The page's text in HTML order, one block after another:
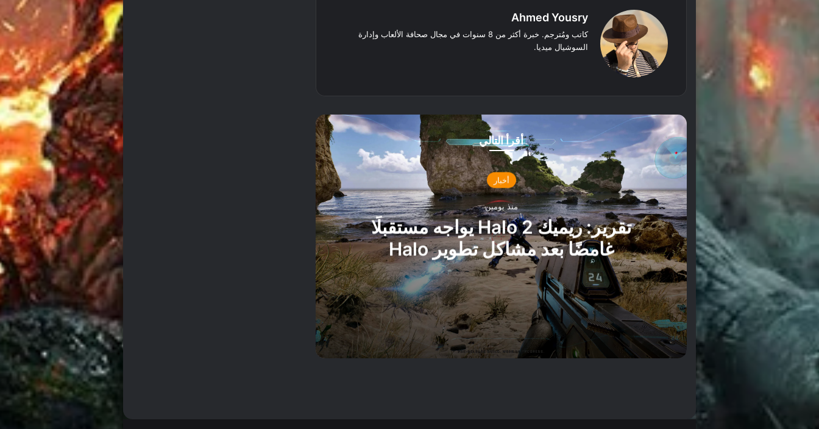
Ahmed Yousry
كاتب ومُترجم. خبرة أكثر من 8 سنوات في مجال صحافة الألعاب وإدارة
السوشيال ميديا.
أقرأ التالي
أخبار
منذ يومين
تقرير: ريميك Halo 2 يواجه مستقبلًا
غامضًا بعد مشاكل تطوير Halo
Campaign Evolved
منذ يومين
تقرير: ريميك Halo 2 يواجه مستقبلًا غامضًا بعد مشاكل تطوير Halo Campaign Evolved